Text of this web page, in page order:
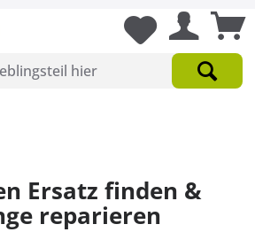
Ersatz finden &
reparieren